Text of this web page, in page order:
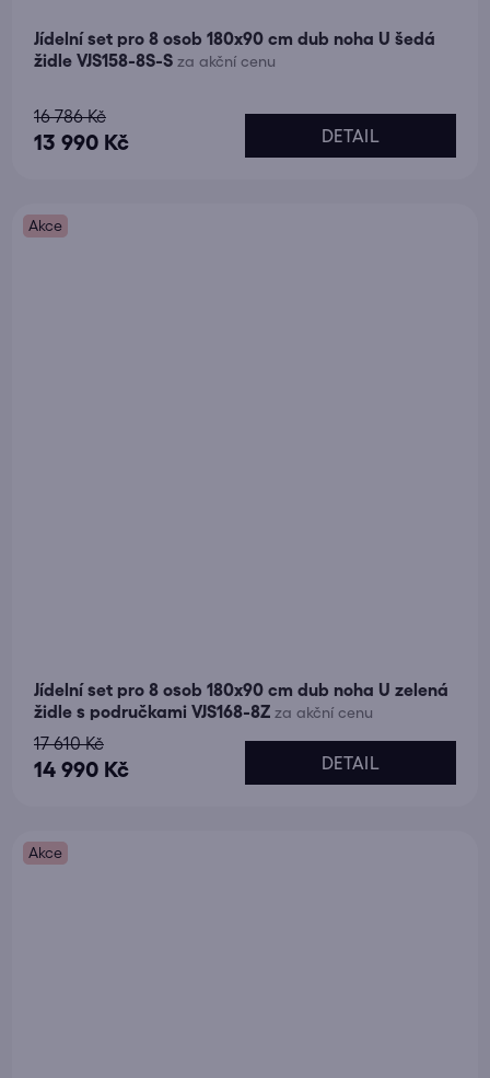
Jídelní set pro 8 osob 180x90 cm dub noha U šedá
židle VJS158-8S-S za akční cenu
Průměrné
hodnocení
5,0
13 990 Kč
16 786 Kč
DETAIL
Akce
Jídelní set pro 8 osob 180x90 cm dub noha U zelená
židle s područkami VJS168-8Z za akční cenu
14 990 Kč
17 610 Kč
DETAIL
Akce